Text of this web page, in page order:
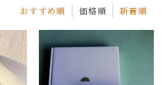
マイページ
会員登録
おすすめ順 価格順 新着順